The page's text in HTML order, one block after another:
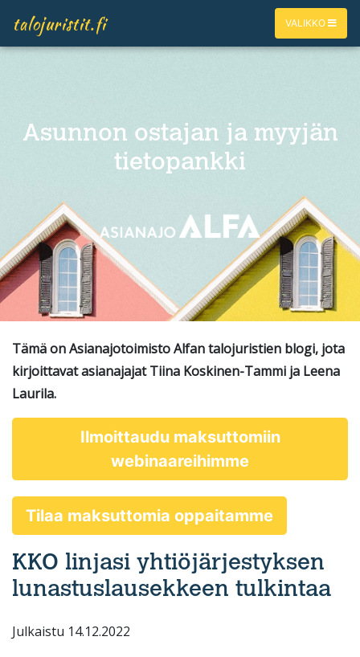
talojuristit.fi VALIKKO
Asunnon ostajan ja myyjän
tietopankki
Tämä on Asianajotoimisto Alfan talojuristien blogi, jota
kirjoittavat asianajajat Tiina Koskinen-Tammi ja Leena
Laurila.
Ilmoittaudu maksuttomiin
webinaareihimme
Tilaa maksuttomia oppaitamme
KKO linjasi yhtiöjärjestyksen
lunastuslausekkeen tulkintaa
Julkaistu 14.12.2022